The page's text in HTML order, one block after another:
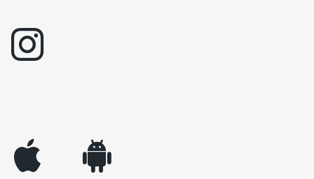
instagram
appleinc android